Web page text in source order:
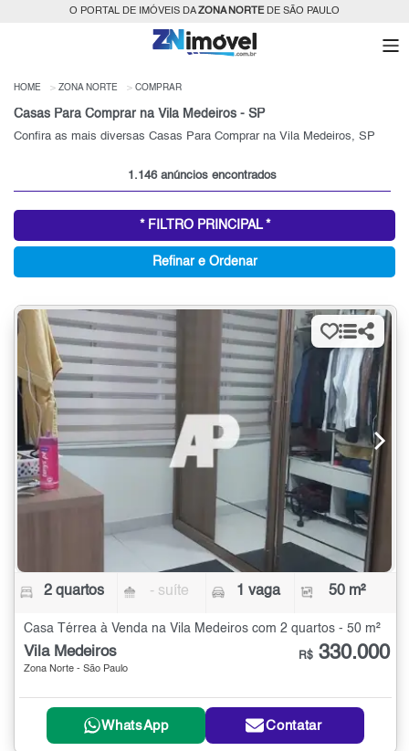
O PORTAL DE IMÓVEIS DAZONA NORTEDE SÃO PAULO
HOME ZONA NORTE COMPRAR
Casas Para Comprar na Vila Medeiros - SP
Confira as mais diversas Casas Para Comprar na Vila Medeiros, SP
1.146 anúncios encontrados
* FILTRO PRINCIPAL *
Refinar e Ordenar
2 quartos - suíte 1 vaga 50 m²
Casa Térrea à Venda na Vila Medeiros com 2 quartos - 50 m²
Vila Medeiros
Zona Norte - São Paulo
R$ 330.000
WhatsApp Contatar